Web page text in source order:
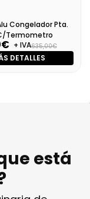
Congelador Pta.
Termometro
+ IVA635,00€
DETALLES
está